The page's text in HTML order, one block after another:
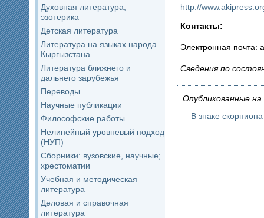
Духовная литература;
эзотерика
Детская литература
Литература на языках народа
Кыргызстана
Литература ближнего и
дальнего зарубежья
Переводы
Научные публикации
Философские работы
Нелинейный уровневый подход
(НУП)
Сборники: вузовские, научные;
хрестоматии
Учебная и методическая
литература
Деловая и справочная
литература
http://
Контакты:
Электронная почта:
Сведения по
Опубликованные
— В знаке скорпиона